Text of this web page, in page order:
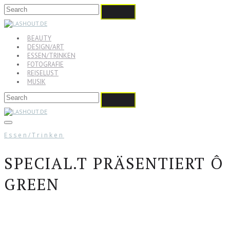
BEAUTY
DESIGN/ART
ESSEN/TRINKEN
FOTOGRAFIE
REISELUST
MUSIK
Essen/Trinken
SPECIAL.T PRÄSENTIERT Ô
GREEN